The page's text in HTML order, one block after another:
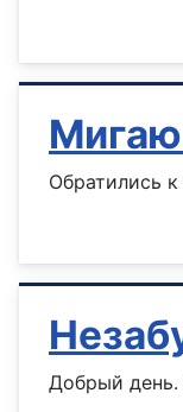
Обратились
Добрый день.